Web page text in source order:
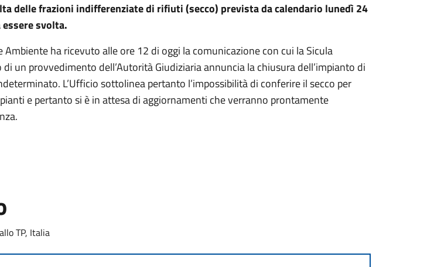
delle frazioni indifferenziate di rifiuti (secco) prevista da calendario lunedì 24
svolta.
Ambiente ha ricevuto alle ore 12 di oggi la comunicazione con cui la Sicula
di un provvedimento dell’Autorità Giudiziaria annuncia la chiusura dell’impianto di
L’Ufficio sottolinea pertanto l’impossibilità di conferire il secco per
e pertanto si è in attesa di aggiornamenti che verranno prontamente
TP, Italia